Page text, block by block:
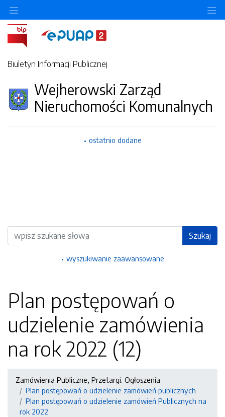
Biuletyn Informacji Publicznej
Wejherowski Zarząd
Nieruchomości Komunalnych
ostatnio dodane
Wyszukiwarka Szukaj
wyszukiwanie zaawansowane
Plan postępowań o
udzielenie zamówienia
na rok 2022 (12)
Zamówienia Publiczne, Przetargi. Ogłoszenia
Plan postępowań o udzielenie zamówień publicznych
Plan postępowań o udzielenie zamówień Publicznych na
rok 2022